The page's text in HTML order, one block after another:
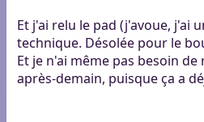
Et j'ai relu le pad (j'avoue, j'ai
technique. Désolée pour le
Et je n'ai même pas besoin
après-demain, puisque ça a